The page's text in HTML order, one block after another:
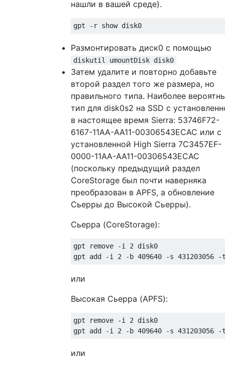
нашли в вашей среде).
Размонтировать диск0 с помощью
diskutil umountDisk disk0
Затем удалите и повторно добавьте
второй раздел того же размера, но
правильного типа. Наиболее
тип для disk0s2 на SSD с
в настоящее время Sierra: 53746F72-
6167-11AA-AA11-00306543ECAC или с
установленной High Sierra 7C3457EF-
0000-11AA-AA11-00306543ECAC
(поскольку предыдущий раздел
CoreStorage был почти наверняка
преобразован в APFS, а обновление
Сьерры до Высокой Сьерры).
Сьерра (CoreStorage):
gpt remove -i 2 disk0
или
Высокая Сьерра (APFS):
gpt remove -i 2 disk0
или